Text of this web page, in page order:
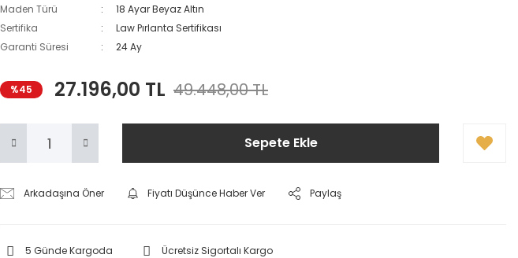
Maden Türü
18 Ayar Beyaz Altın
Sertifika
Law Pırlanta Sertifikası
Garanti Süresi
24 Ay
%45 27.196,00 TL 49.448,00 TL
Sepete Ekle
Arkadaşına Öner Fiyatı Düşünce Haber Ver Paylaş
5 Günde Kargoda Ücretsiz Sigortalı Kargo